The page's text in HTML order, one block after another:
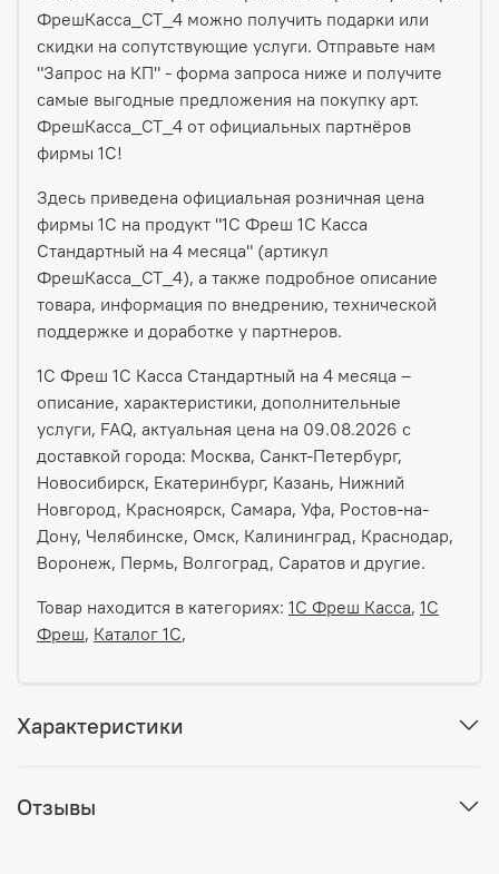
ФрешКасса_СТ_4 можно получить подарки или
скидки на сопутствующие услуги. Отправьте нам
"Запрос на КП" - форма запроса ниже и получите
самые выгодные предложения на покупку арт.
ФрешКасса_СТ_4 от официальных партнёров
фирмы 1С!
Здесь приведена официальная розничная цена
фирмы 1С на продукт "1С Фреш 1С Касса
Стандартный на 4 месяца" (артикул
ФрешКасса_СТ_4), а также подробное описание
товара, информация по внедрению, технической
поддержке и доработке у партнеров.
1С Фреш 1С Касса Стандартный на 4 месяца –
описание, характеристики, дополнительные
услуги, FAQ, актуальная цена на 09.08.2026 с
доставкой города: Москва, Санкт-Петербург,
Новосибирск, Екатеринбург, Казань, Нижний
Новгород, Красноярск, Самара, Уфа, Ростов-на-
Дону, Челябинске, Омск, Калининград, Краснодар,
Воронеж, Пермь, Волгоград, Саратов и другие.
Товар находится в категориях: 1С Фреш Касса, 1С
Фреш, Каталог 1С,
Характеристики
Отзывы